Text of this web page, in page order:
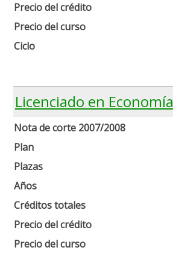
Precio del crédito
Precio del curso
Ciclo
Licenciado en Economía
Nota de corte 2007/2008
Plan
Plazas
Años
Créditos totales
Precio del crédito
Precio del curso